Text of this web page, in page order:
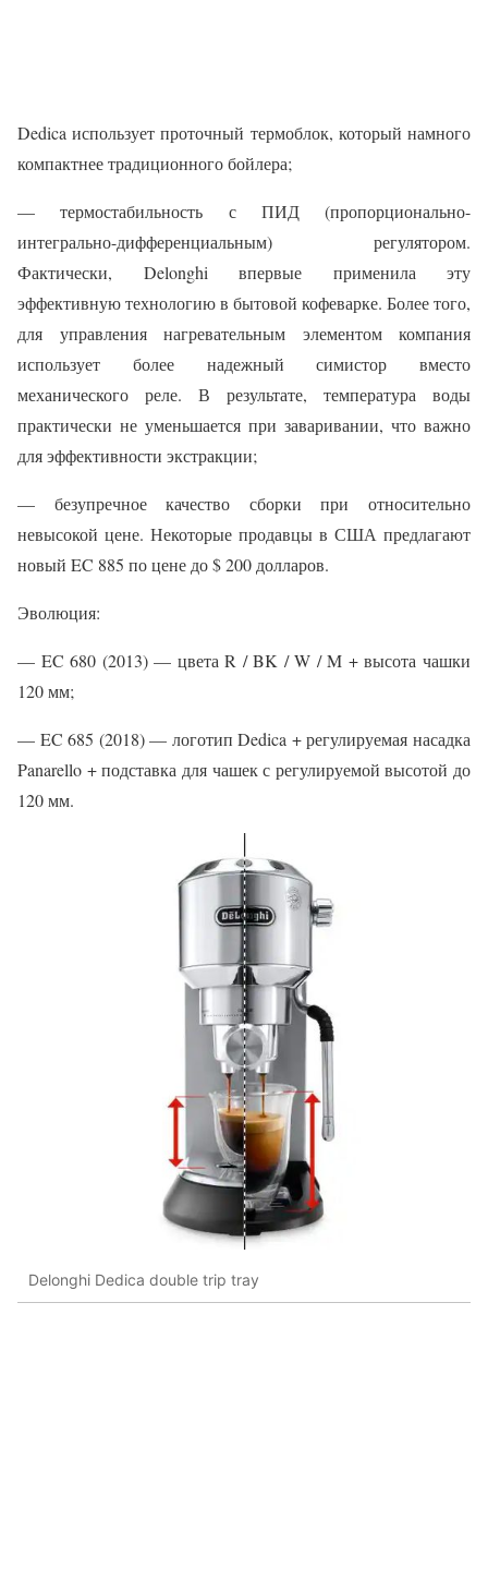
Dedica использует проточный термоблок, который намного
компактнее традиционного бойлера;
— термостабильность с ПИД (пропорционально-
интегрально-дифференциальным) регулятором.
Фактически, Delonghi впервые применила эту
эффективную технологию в бытовой кофеварке. Более того,
для управления нагревательным элементом компания
использует более надежный симистор вместо
механического реле. В результате, температура воды
практически не уменьшается при заваривании, что важно
для эффективности экстракции;
— безупречное качество сборки при относительно
невысокой цене. Некоторые продавцы в США предлагают
новый EC 885 по цене до $ 200 долларов.
Эволюция:
— EC 680 (2013) — цвета R / BK / W / M + высота чашки
120 мм;
— EC 685 (2018) — логотип Dedica + регулируемая насадка
Panarello + подставка для чашек с регулируемой высотой до
120 мм.
Delonghi Dedica double trip tray